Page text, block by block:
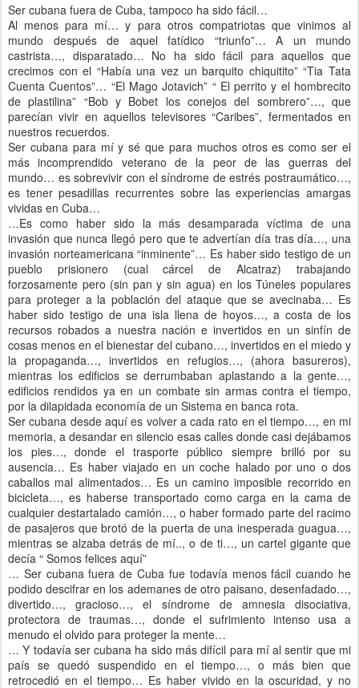
Ser cubana fuera de Cuba, tampoco ha sido fácil…
Al menos para mí… y para otros compatriotas que vinimos al
mundo después de aquel fatídico “triunfo”… A un mundo
castrista…, disparatado… No ha sido fácil para aquellos que
crecimos con el “Había una vez un barquito chiquitito” “Tia Tata
Cuenta Cuentos”… “El Mago Jotavich” “ El perrito y el hombrecito
de plastilina” “Bob y Bobet los conejos del sombrero”…, que
parecían vivir en aquellos televisores “Caribes”, fermentados en
nuestros recuerdos.
Ser cubana para mí y sé que para muchos otros es como ser el
más incomprendido veterano de la peor de las guerras del
mundo… es sobrevivir con el síndrome de estrés postraumático…,
es tener pesadillas recurrentes sobre las experiencias amargas
vividas en Cuba…
…Es como haber sido la más desamparada víctima de una
invasión que nunca llegó pero que te advertían día tras día…, una
invasión norteamericana “inminente”… Es haber sido testigo de un
pueblo prisionero (cual cárcel de Alcatraz) trabajando
forzosamente pero (sin pan y sin agua) en los Túneles populares
para proteger a la población del ataque que se avecinaba… Es
haber sido testigo de una isla llena de hoyos…, a costa de los
recursos robados a nuestra nación e invertidos en un sinfín de
cosas menos en el bienestar del cubano…, invertidos en el miedo y
la propaganda…, invertidos en refugios…, (ahora basureros),
mientras los edificios se derrumbaban aplastando a la gente…,
edificios rendidos ya en un combate sin armas contra el tiempo,
por la dilapidada economía de un Sistema en banca rota.
Ser cubana desde aquí es volver a cada rato en el tiempo…, en mi
memoria, a desandar en silencio esas calles donde casi dejábamos
los pies…, donde el trasporte público siempre brilló por su
ausencia… Es haber viajado en un coche halado por uno o dos
caballos mal alimentados… Es un camino imposible recorrido en
bicicleta…, es haberse transportado como carga en la cama de
cualquier destartalado camión…, o haber formado parte del racimo
de pasajeros que brotó de la puerta de una inesperada guagua…,
mientras se alzaba detrás de mí.., o de ti…, un cartel gigante que
decía “ Somos felices aquí”
… Ser cubana fuera de Cuba fue todavía menos fácil cuando he
podido descifrar en los ademanes de otro paisano, desenfadado…,
divertido…, gracioso…, el síndrome de amnesia disociativa,
protectora de traumas…, donde el sufrimiento intenso usa a
menudo el olvido para proteger la mente…
… Y todavía ser cubana ha sido más difícil para mí al sentir que mi
país se quedó suspendido en el tiempo…, o más bien que
retrocedió en el tiempo… Es haber vivido en la oscuridad, y no